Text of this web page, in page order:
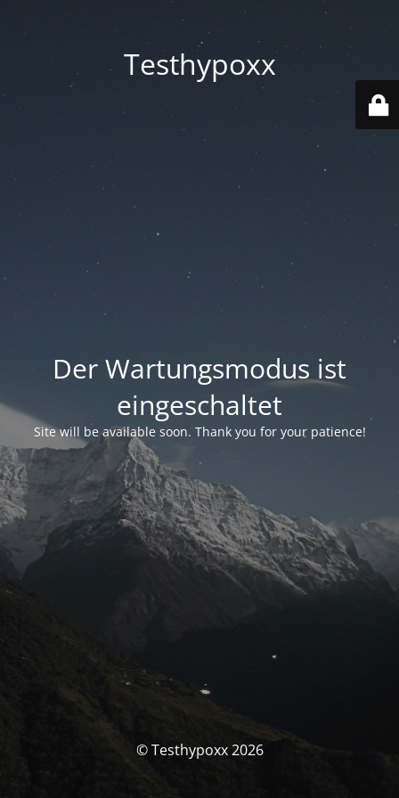
Testhypoxx
Der Wartungsmodus ist
eingeschaltet
Site will be available soon. Thank you for your patience!
© Testhypoxx 2026